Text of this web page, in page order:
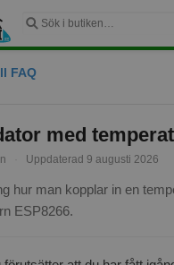
FAQ
med
Uppdaterad 9 augusti 2026
hur man kopplar in en
ESP8266.